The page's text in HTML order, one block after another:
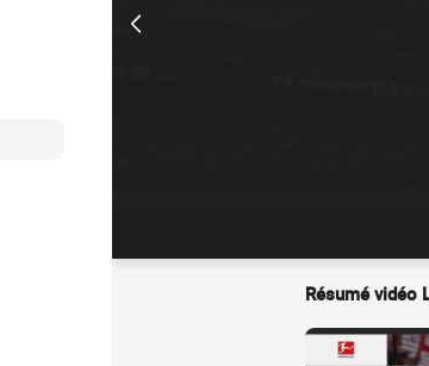
Résumé vidéo